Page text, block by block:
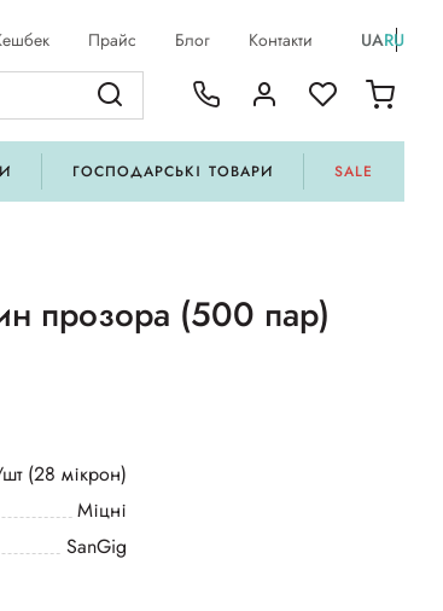
Прайс Блог Контакти UARU
ГОСПОДАРСЬКІ ТОВАРИ SALE
прозора (500 пар)
(28 мікрон)
Міцні
SanGig